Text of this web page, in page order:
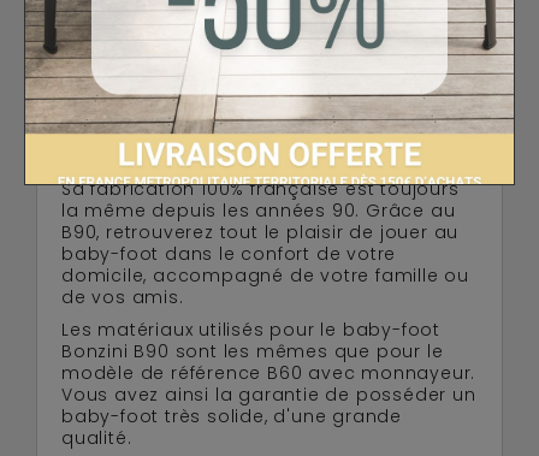
LIVRAISON OFFERTE
Le baby-foot Bonzini B90 est la version
pour particulier de l'authentique B60 de
café. A ce titre; il ne possède pas de
monnayeur et le meuble ne s'ouvre pas.
Sa fabrication 100% française est toujours
la même depuis les années 90. Grâce au
B90, retrouverez tout le plaisir de jouer au
baby-foot dans le confort de votre
domicile, accompagné de votre famille ou
de vos amis.
Les matériaux utilisés pour le baby-foot
Bonzini B90 sont les mêmes que pour le
modèle de référence B60 avec monnayeur.
Vous avez ainsi la garantie de posséder un
baby-foot très solide, d'une grande
qualité.